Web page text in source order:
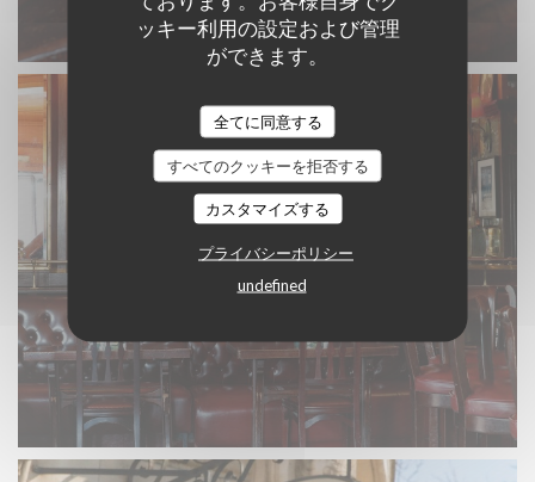
ッキー利用の設定および管理
ができます。
全てに同意する
すべてのクッキーを拒否する
カスタマイズする
プライバシーポリシー
undefined